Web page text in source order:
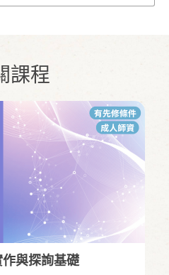
課程
與探詢基礎